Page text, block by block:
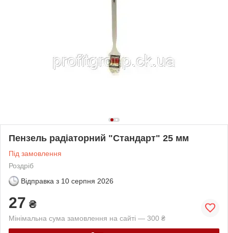
Пензель радіаторний "Стандарт" 25 мм
Під замовлення
Роздріб
Відправка з 10 серпня 2026
27 ₴
Мінімальна сума замовлення на сайті — 300 ₴